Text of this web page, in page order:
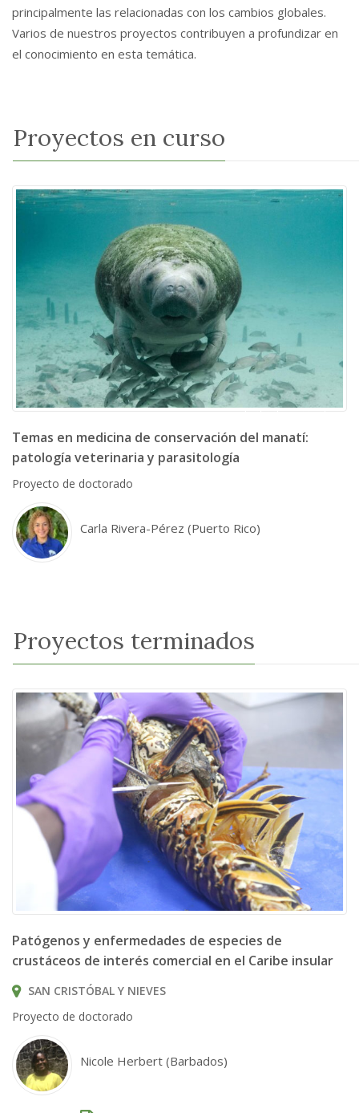
principalmente las relacionadas con los cambios globales.
Varios de nuestros proyectos contribuyen a profundizar en
el conocimiento en esta temática.
Proyectos en curso
Temas en medicina de conservación del manatí:
patología veterinaria y parasitología
Proyecto de doctorado
Carla Rivera-Pérez (Puerto Rico)
Proyectos terminados
Patógenos y enfermedades de especies de
crustáceos de interés comercial en el Caribe insular
SAN CRISTÓBAL Y NIEVES
Proyecto de doctorado
Nicole Herbert (Barbados)